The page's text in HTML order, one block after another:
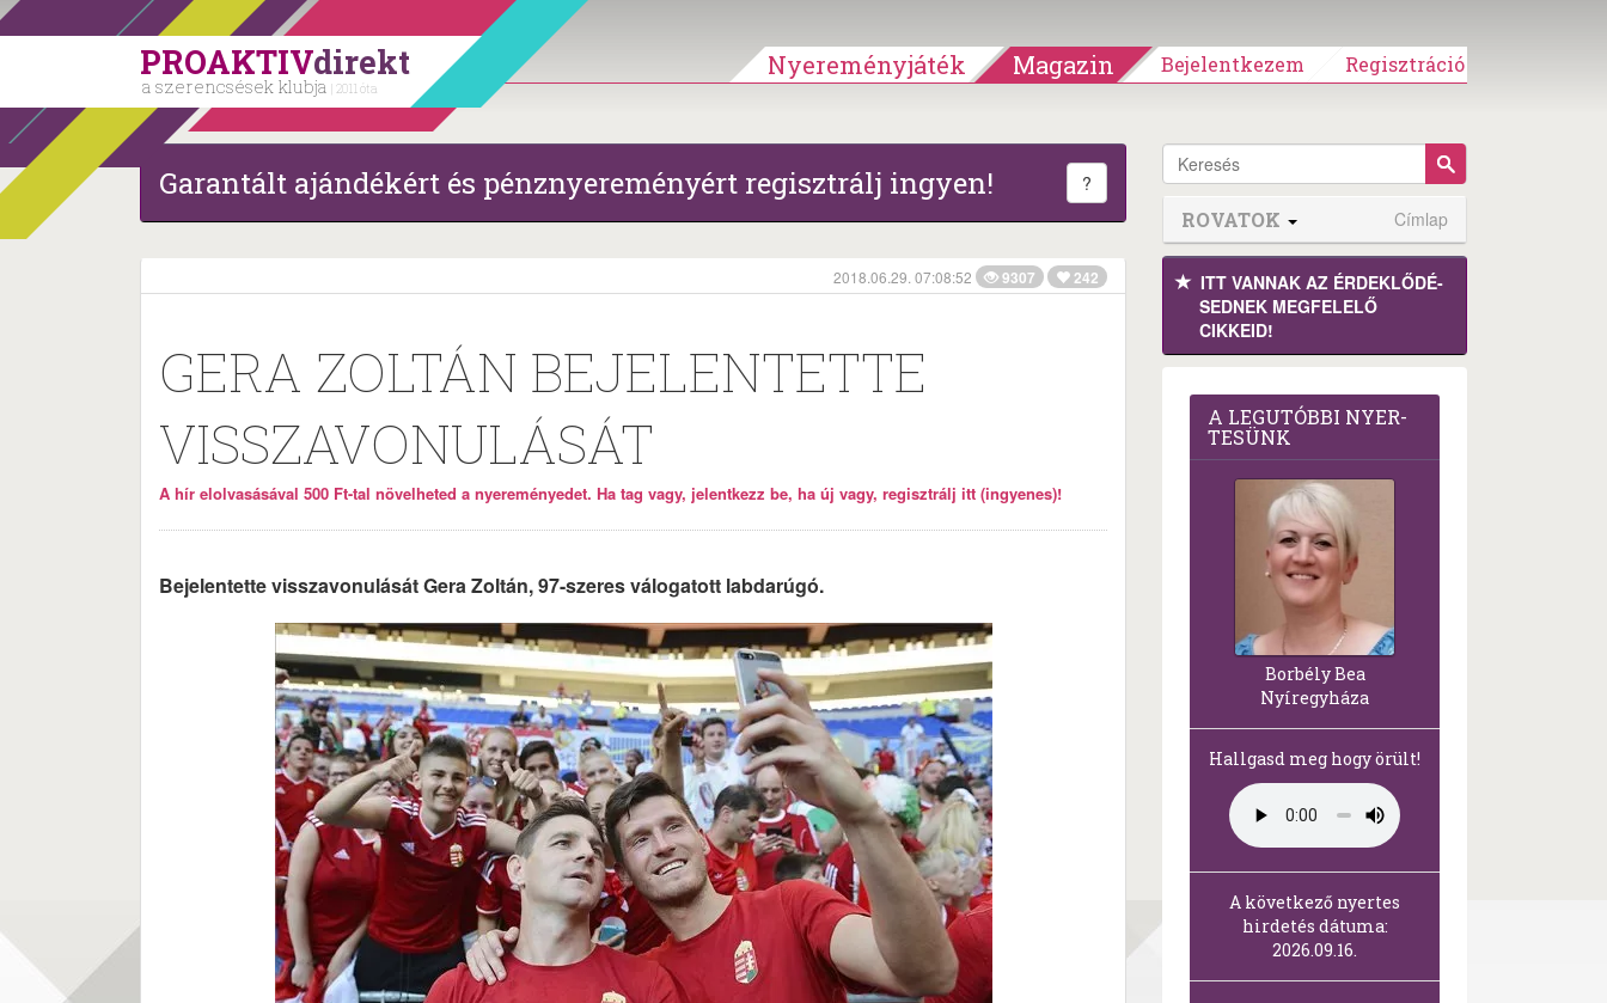
PROAKTIVdirekt
a szerencsések klubja | 2011 óta
Nyereményjáték Magazin Bejelentkezem Regisztráció
Garantált ajándékért és pénznyereményért regisztrálj ingyen! ?
2018.06.29. 07:08:52 9307 242
GERA ZOLTÁN BEJELENTETTE
VISSZAVONULÁSÁT
A hír elolvasásával 500 Ft-tal növelheted a nyereményedet. Ha tag vagy, jelentkezz be, ha új vagy, regisztrálj itt (ingyenes)!
Bejelentette visszavonulását Gera Zoltán, 97-szeres válogatott labdarúgó.
ROVATOK Címlap
ITT VANNAK AZ ÉRDEK­LŐDÉ­
SEDNEK MEGFE­LELŐ
CIKKEID!
A LEG­U­TÓB­BI NYER­
TE­SÜNK
Borbély Bea
Nyíregyháza
Hallgasd meg hogy örült!
A következő nyertes
hirdetés dátuma:
2026.09.16.